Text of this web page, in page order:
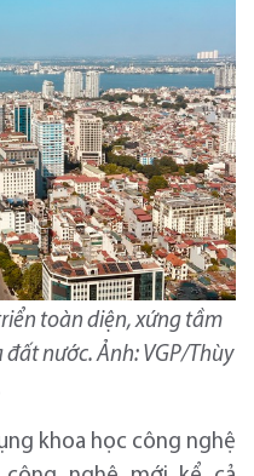
toàn diện, xứng tầm
nước. Ảnh: VGP/Thùy
khoa học công nghệ